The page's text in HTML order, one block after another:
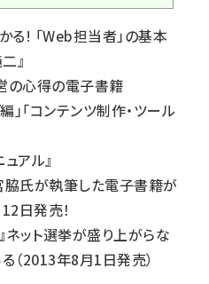
る! 「Web担当者」の基本
』
の心得の電子書籍
」「コンテンツ制作・ツール
ュアル』
脇氏が執筆した電子書籍が
日発売！
』ネット選挙が盛り上がらな
（2013年8月1日発売）